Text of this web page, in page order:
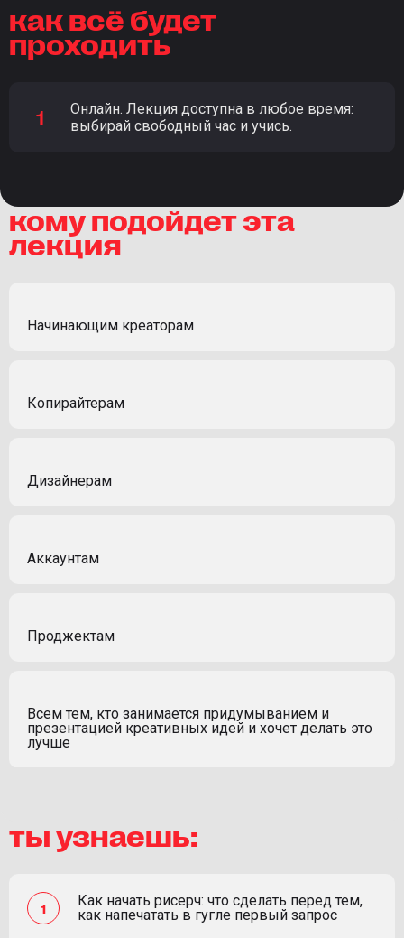
как всё будет
проходить
Онлайн. Лекция доступна в любое время:
выбирай свободный час и учись.
кому подойдет эта
лекция
Начинающим креаторам
Копирайтерам
Дизайнерам
Аккаунтам
Проджектам
Всем тем, кто занимается придумыванием и
презентацией креативных идей и хочет делать это
лучше
ты узнаешь:
Как начать рисерч: что сделать перед тем,
как напечатать в гугле первый запрос